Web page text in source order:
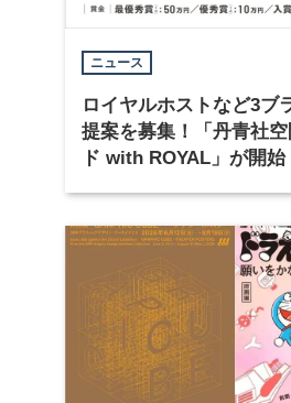
ニュース
ロイヤルホストなど3ブ
提案を募集！「丹青社
ド with ROYAL」が開始